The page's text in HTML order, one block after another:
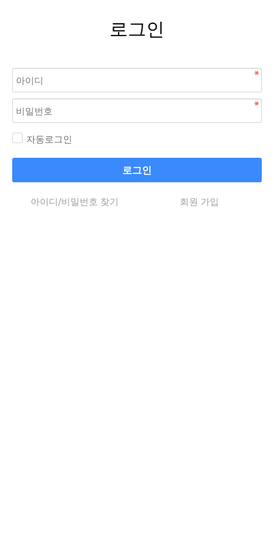
로그인
자동로그인
로그인
아이디/비밀번호 찾기 회원 가입